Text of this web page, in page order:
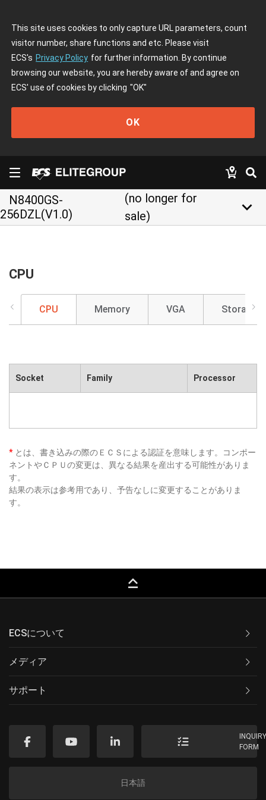
This site uses cookies to only capture URL parameters, count
visitor number, share functions and etc. Please visit
ECS's Privacy Policy for further information. By continue
browsing our website, you are hereby aware of and agree on
ECS' use of cookies by clicking "OK"
OK
N8400GS-
256DZL(V1.0)
(no longer for
sale)
keyboard_arrow_down
CPU
CPU Memory VGA Storage
Socket Family Processor
* とは、書き込みの際のＥＣＳによる認証を意味します。コンポー
ネントやＣＰＵの変更は、異なる結果を産出する可能性がありま
す。
結果の表示は参考用であり、予告なしに変更することがありま
す。
keyboard_capslock
ECSについて
メディア
サポート
FORM
日本語